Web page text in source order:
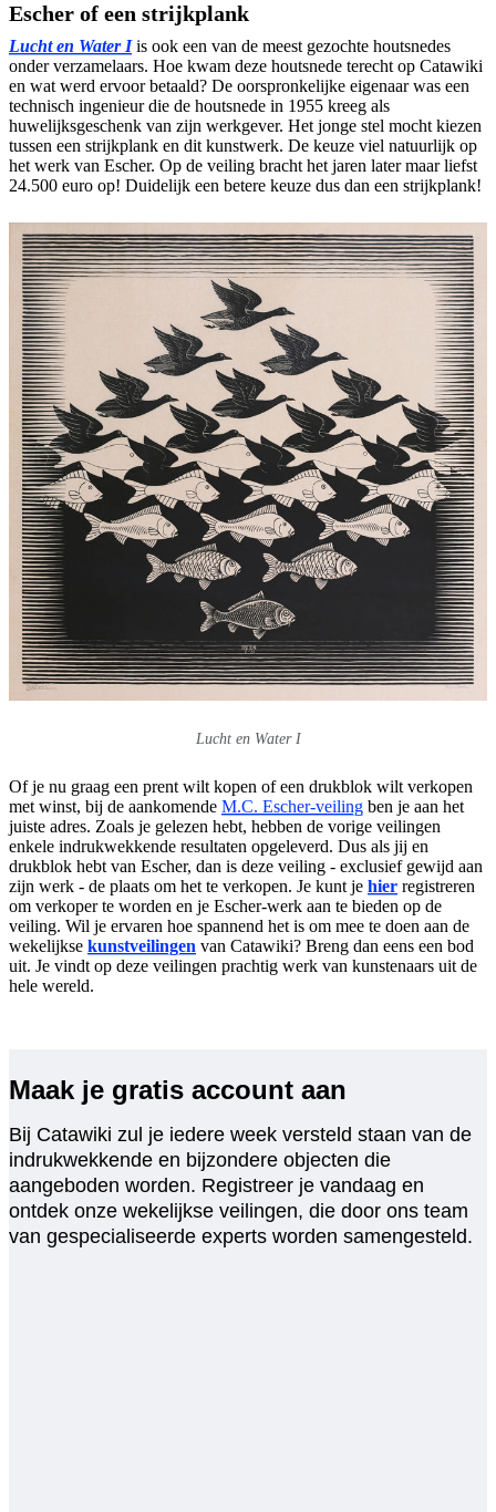
Escher of een strijkplank
Lucht en Water Iis ook een van de meest gezochte houtsnedes
onder verzamelaars. Hoe kwam deze houtsnede terecht op Catawiki
en wat werd ervoor betaald? De oorspronkelijke eigenaar was een
technisch ingenieur die de houtsnede in 1955 kreeg als
huwelijksgeschenk van zijn werkgever. Het jonge stel mocht kiezen
tussen een strijkplank en dit kunstwerk. De keuze viel natuurlijk op
het werk van Escher. Op de veiling bracht het jaren later maar liefst
24.500 euro op! Duidelijk een betere keuze dus dan een strijkplank!
Lucht en Water I
Of je nu graag een prent wilt kopen of een drukblok wilt verkopen
met winst, bij de aankomende M.C. Escher-veiling ben je aan het
juiste adres. Zoals je gelezen hebt, hebben de vorige veilingen
enkele indrukwekkende resultaten opgeleverd. Dus als jij en
drukblok hebt van Escher, dan is deze veiling - exclusief gewijd aan
zijn werk - de plaats om het te verkopen. Je kunt je hier registreren
om verkoper te worden en je Escher-werk aan te bieden op de
veiling. Wil je ervaren hoe spannend het is om mee te doen aan de
wekelijkse kunstveilingen van Catawiki? Breng dan eens een bod
uit. Je vindt op deze veilingen prachtig werk van kunstenaars uit de
hele wereld.
Maak je gratis account aan
Bij Catawiki zul je iedere week versteld staan van de
indrukwekkende en bijzondere objecten die
aangeboden worden. Registreer je vandaag en
ontdek onze wekelijkse veilingen, die door ons team
van gespecialiseerde experts worden samengesteld.